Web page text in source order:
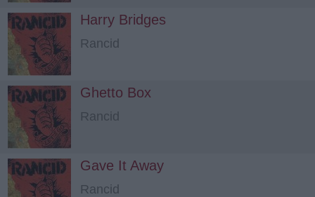
Harry Bridges
Rancid
Ghetto Box
Rancid
Gave It Away
Rancid